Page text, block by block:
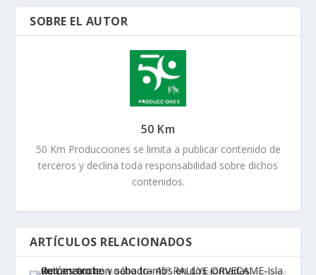
SOBRE EL AUTOR
50 Km
50 Km Producciones se limita a publicar contenido de
terceros y declina toda responsabilidad sobre dichos
contenidos.
ARTÍCULOS RELACIONADOS